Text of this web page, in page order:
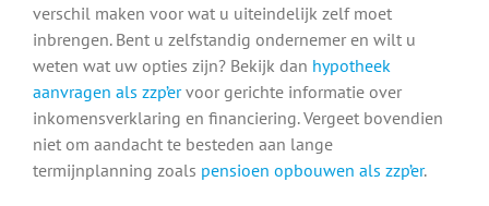
verschil maken voor wat u uiteindelijk zelf moet
inbrengen. Bent u zelfstandig ondernemer en wilt u
weten wat uw opties zijn? Bekijk dan hypotheek
aanvragen als zzp’ervoor gerichte informatie over
inkomensverklaring en financiering. Vergeet bovendien
niet om aandacht te besteden aan lange
termijnplanning zoals pensioen opbouwen als zzp’er.